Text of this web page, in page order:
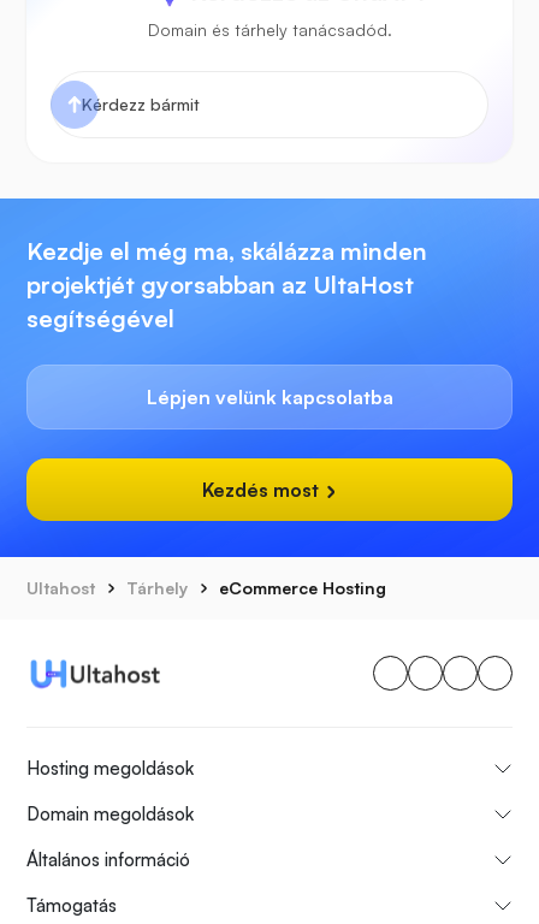
Domain és tárhely tanácsadód.
Kezdje el még ma, skálázza minden
projektjét gyorsabban az UltaHost
segítségével
Lépjen velünk kapcsolatba
Kezdés most
Ultahost Tárhely eCommerce Hosting
Hosting megoldások
Domain megoldások
Általános információ
Támogatás